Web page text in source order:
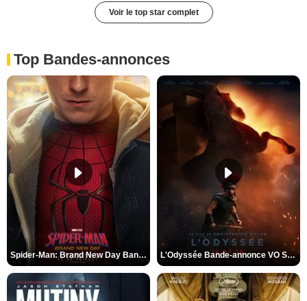
Voir le top star complet
Top Bandes-annonces
Spider-Man: Brand New Day Bande-annonce VO STFR L'Odyssée Bande-annonce VO STFR